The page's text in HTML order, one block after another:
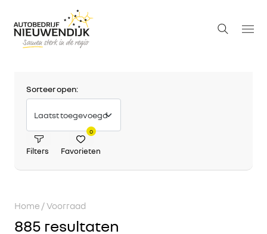
Sorteer open:
Filters
0
Favorieten
Home / Voorraad
885 resultaten